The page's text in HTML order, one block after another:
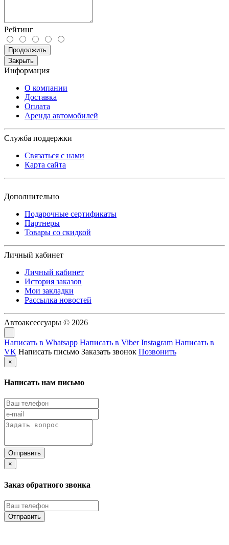
Рейтинг
Продолжить
Закрыть
Информация
О компании
Доставка
Оплата
Аренда автомобилей
Служба поддержки
Связаться с нами
Карта сайта
Дополнительно
Подарочные сертификаты
Партнеры
Товары со скидкой
Личный кабинет
Личный кабинет
История заказов
Мои закладки
Рассылка новостей
Автоаксессуары © 2026
Написать в Whatsapp Написать в Viber Instagram Написать в
VK Написать письмо Заказать звонок Позвонить
×
Написать нам письмо
×
Заказ обратного звонка